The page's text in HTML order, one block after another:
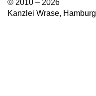
© 2010 – 2026
Kanzlei Wrase, Hamburg